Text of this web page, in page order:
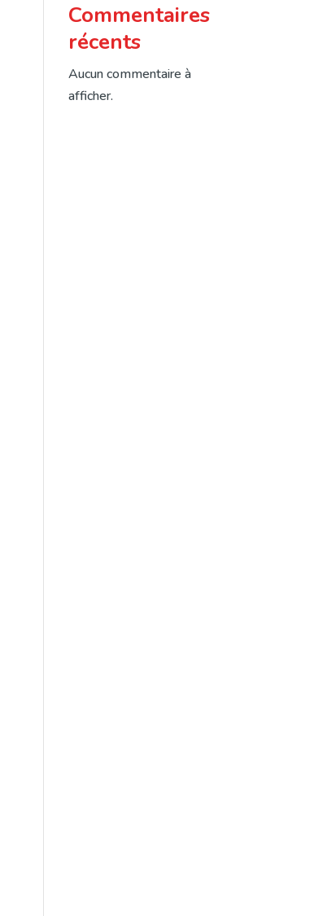
Commentaires
récents
Aucun commentaire à
afficher.